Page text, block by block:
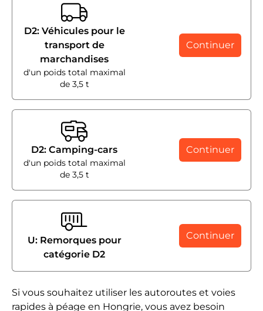
Si vous souhaitez utiliser les autoroutes et voies
rapides à péage en Hongrie, vous avez besoin
D2: Véhicules pour le
transport de
marchandises
d'un poids total maximal
de 3,5 t
Continuer
D2: Camping-cars
d'un poids total maximal
de 3,5 t
Continuer
U: Remorques pour
catégorie D2
Continuer